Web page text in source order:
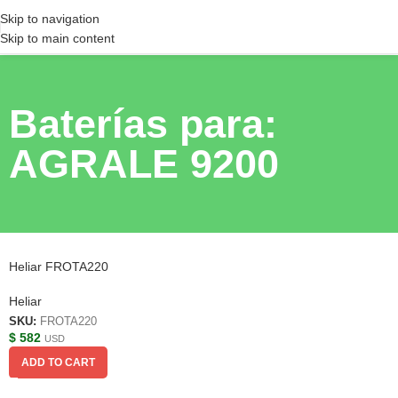
Skip to navigation
Skip to main content
Baterías para:
AGRALE 9200
Heliar FROTA220
Heliar
SKU: FROTA220
$ 582 USD
ADD TO CART